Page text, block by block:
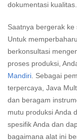
dokumentasi kualitas.
Saatnya bergerak ke
Untuk
berkonsultasi
proses produksi,
Mandiri . Sebagai
terpercaya, Java
dan beragam
mutu produksi Anda
spesifik Anda dan
bagaimana alat ini